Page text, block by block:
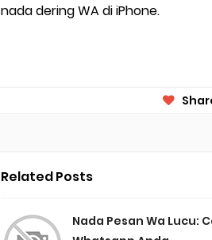
nada dering WA di iPhone.
Related Posts
Nada Pesan Wa Lucu: